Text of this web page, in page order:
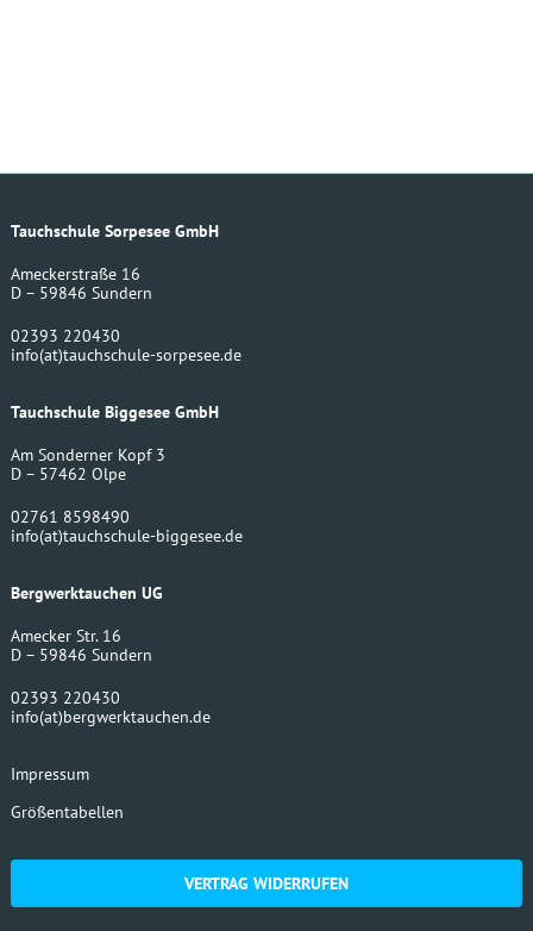
Tauchschule Sorpesee GmbH
Ameckerstraße 16
D – 59846 Sundern
02393 220430
info(at)tauchschule-sorpesee.de
Tauchschule Biggesee GmbH
Am Sonderner Kopf 3
D – 57462 Olpe
02761 8598490
info(at)tauchschule-biggesee.de
Bergwerktauchen UG
Amecker Str. 16
D – 59846 Sundern
02393 220430
info(at)bergwerktauchen.de
Impressum
Größentabellen
VERTRAG WIDERRUFEN